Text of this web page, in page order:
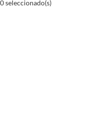
0seleccionado(s)